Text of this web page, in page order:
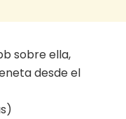
sobre ella,
desde el